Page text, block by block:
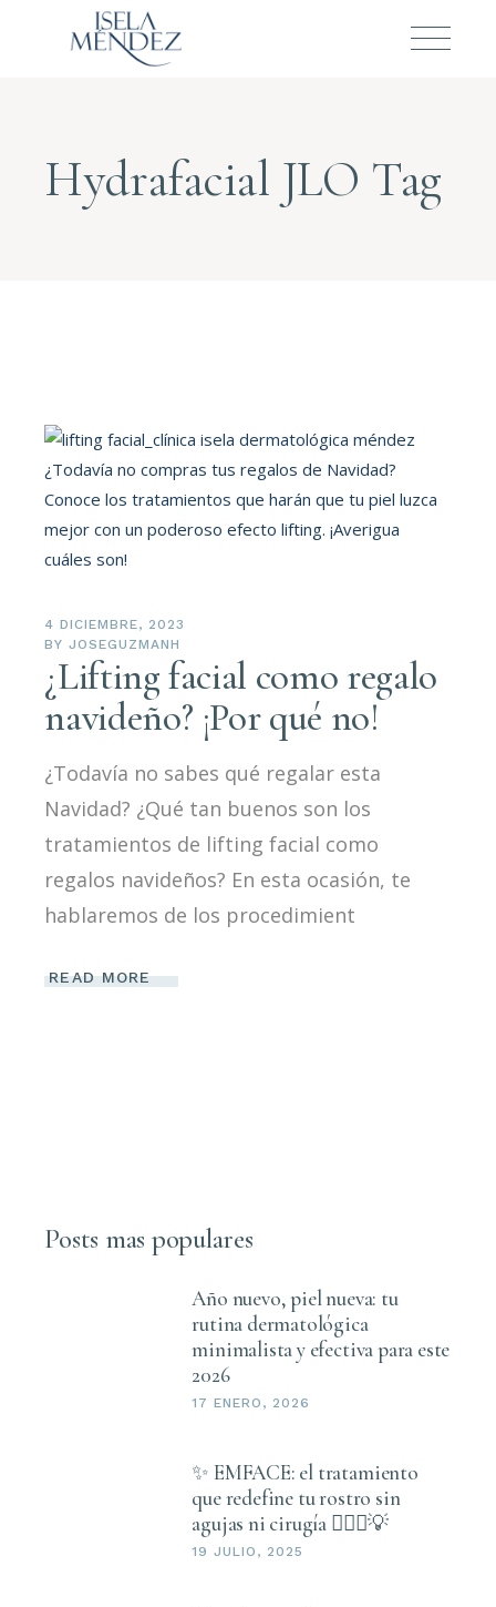
Hydrafacial JLO Tag
4 DICIEMBRE, 2023
BY JOSEGUZMANH
¿Lifting facial como regalo
navideño? ¡Por qué no!
¿Todavía no sabes qué regalar esta
Navidad? ¿Qué tan buenos son los
tratamientos de lifting facial como
regalos navideños? En esta ocasión, te
hablaremos de los procedimient
READ MORE
Posts mas populares
Año nuevo, piel nueva: tu
rutina dermatológica
minimalista y efectiva para este
2026
17 ENERO, 2026
✨ EMFACE: el tratamiento
que redefine tu rostro sin
agujas ni cirugía 💆🏻‍♀️💡
19 JULIO, 2025